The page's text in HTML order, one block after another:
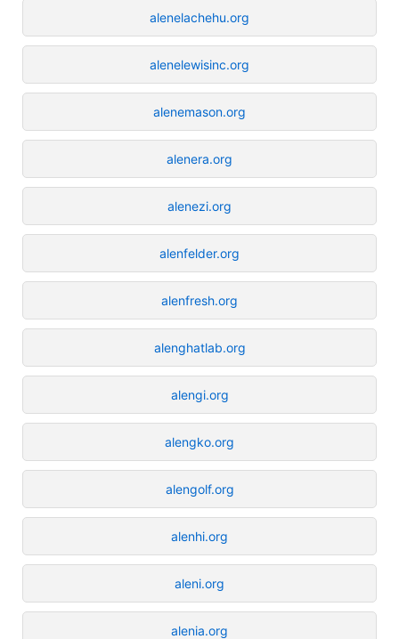
alenelachehu.org
alenelewisinc.org
alenemason.org
alenera.org
alenezi.org
alenfelder.org
alenfresh.org
alenghatlab.org
alengi.org
alengko.org
alengolf.org
alenhi.org
aleni.org
alenia.org